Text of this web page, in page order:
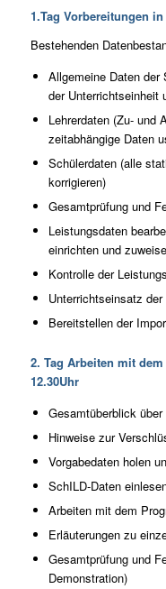
1.Tag Vorbereitungen
Bestehenden
Allgemeine Daten der
der Unterrichtseinheit
Lehrerdaten (Zu- und
zeitabhängige Daten
Schülerdaten (alle
korrigieren)
Gesamtprüfung und
Leistungsdaten
einrichten und
Kontrolle der
Unterrichtseinsatz
Bereitstellen der
2. Tag Arbeiten mit
12.30Uhr
Gesamtüberblick
Hinweise zur
Vorgabedaten holen
SchILD-Daten
Arbeiten mit dem
Erläuterungen zu
Gesamtprüfung und
Demonstration)